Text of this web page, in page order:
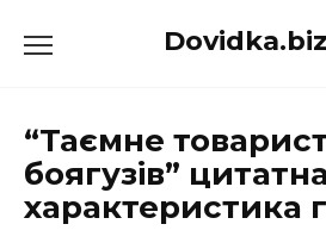
до
“Таємне
боягузів”
характеристика